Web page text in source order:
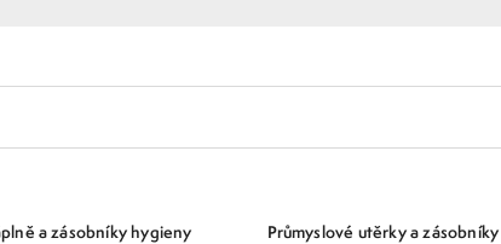
a zásobníky hygieny Průmyslové utěrky a zásobníky